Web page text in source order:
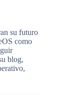
su futuro
como
blog,